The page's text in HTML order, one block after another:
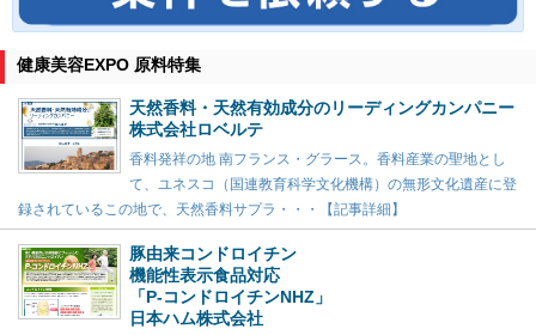
健康美容EXPO 原料特集
天然香料・天然有効成分のリーディングカンパニー
株式会社ロベルテ
香料発祥の地 南フランス・グラース。香料産業の聖地とし
て、ユネスコ（国連教育科学文化機構）の無形文化遺産に登
録されているこの地で、天然香料サプラ・・・【記事詳細】
豚由来コンドロイチン
機能性表示食品対応
「P-コンドロイチンNHZ」
日本ハム株式会社